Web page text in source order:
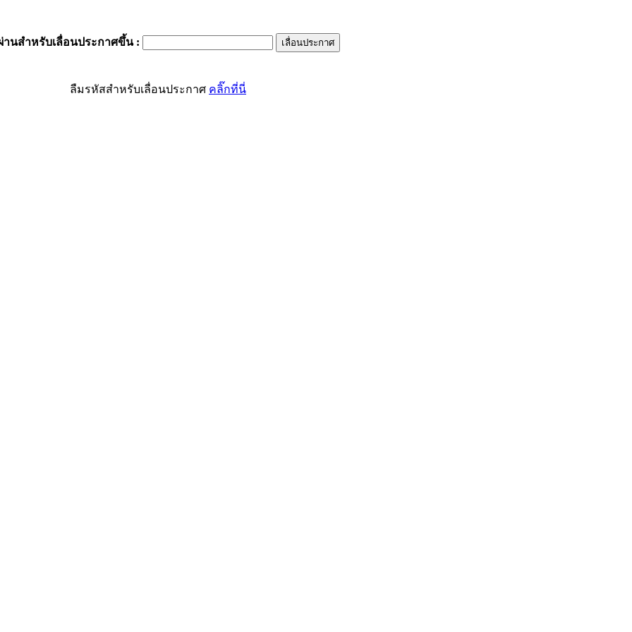
านสำหรับเลื่อนประกาศขึ้น:
ลืมรหัสสำหรับเลื่อนประกาศ คลิ๊กที่นี่